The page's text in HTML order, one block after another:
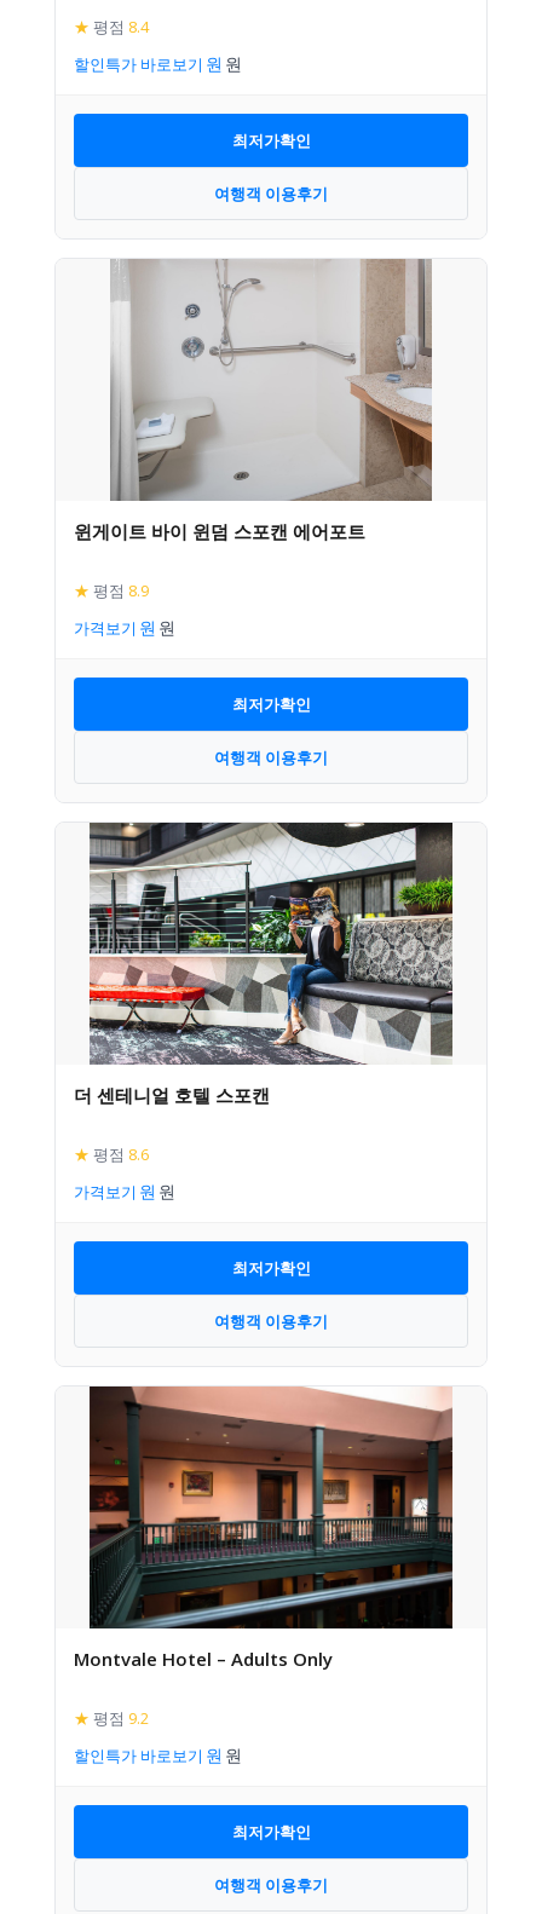
★ 평점 8.4
할인특가 바로보기
최저가확인
여행객 이용후기
윈게이트 바이 윈덤 스포캔 에어포트
★ 평점 8.9
가격보기
최저가확인
여행객 이용후기
더 센테니얼 호텔 스포캔
★ 평점 8.6
가격보기
최저가확인
여행객 이용후기
Montvale Hotel – Adults Only
★ 평점 9.2
할인특가 바로보기
최저가확인
여행객 이용후기